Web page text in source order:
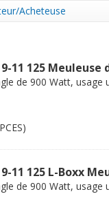
Acheteuse
9-11 125 Meuleuse
de 900 Watt, usage
9-11 125 L-Boxx
de 900 Watt, usage